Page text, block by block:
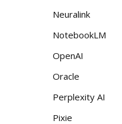
Neuralink
NotebookLM
OpenAI
Oracle
Perplexity AI
Pixie